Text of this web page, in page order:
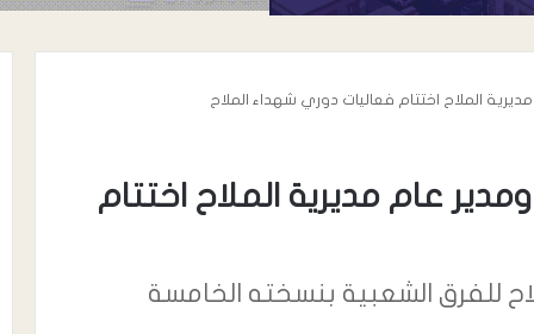
الملاح اختتام فعاليات دوري شهداء الملاح
عام مديرية الملاح اختتام
للفرق الشعبية بنسخته الخامسة
رئيس نادي شباب المسيمير يوجه رسالة